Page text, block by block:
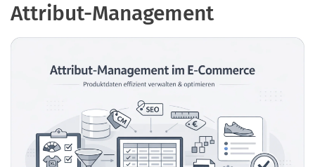
Attribut-Management